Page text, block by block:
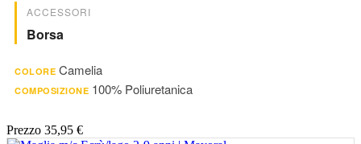
ACCESSORI
Borsa
COLORE Camelia
COMPOSIZIONE 100% Poliuretanica
Prezzo 35,95 €